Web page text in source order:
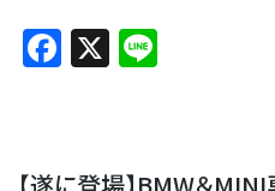
Facebook
X